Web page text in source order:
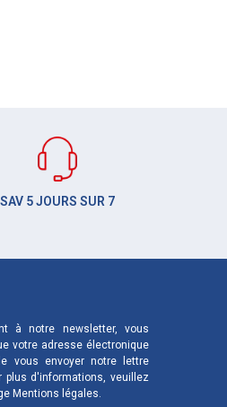
SAV 5 JOURS SUR 7
à notre newsletter, vous
votre adresse électronique
vous envoyer notre lettre
plus d'informations, veuillez
Mentions légales.